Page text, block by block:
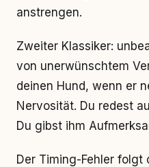
anstrengen.
Zweiter Klassiker:
von unerwünschtem
deinen Hund, wenn er
Nervosität. Du redest
Du gibst ihm
Der Timing-Fehler folgt